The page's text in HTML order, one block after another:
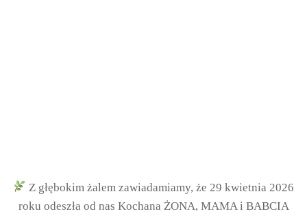
Z głębokim żalem zawiadamiamy, że 29 kwietnia 2026
roku odeszła od nas Kochana ŻONA, MAMA i BABCIA